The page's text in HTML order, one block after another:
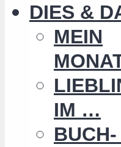
DIES &
MEIN
IM …